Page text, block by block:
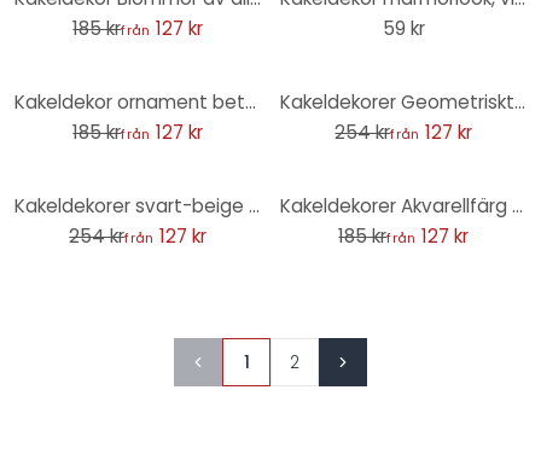
185 krfrån 127 kr
59 kr
Kakeldekor ornament betong look 01 - set om 12
185 krfrån 127 kr
Kakeldekorer Geometriskt prov med blommor - Treechild - Set om 12
254 krfrån 127 kr
Kakeldekorer svart-beige ornament - Treechild - set om 12
254 krfrån 127 kr
Kakeldekorer Akvarellfärg - Strokes Blå - Set om 12
185 krfrån 127 kr
1 2